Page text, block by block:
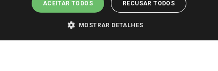
ACEITAR TODOS RECUSAR TODOS
MOSTRAR DETALHES